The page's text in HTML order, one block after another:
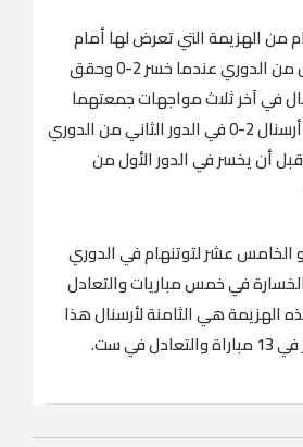
من الهزيمة التي تعرض لها أمام
أرسنال في الدور الأول من الدوري عندما خسر 2-0 وحقق
في آخر ثلاث مواجهات جمعتهما
حيث فاز توتنهام على أرسنال 2-0 في الدور الثاني من الدوري
أن يخسر في الدور الأول من
الخامس عشر لتوتنهام في الدوري
في خمس مباريات والتعادل
الهزيمة هي الثامنة لأرسنال هذا
في ست.